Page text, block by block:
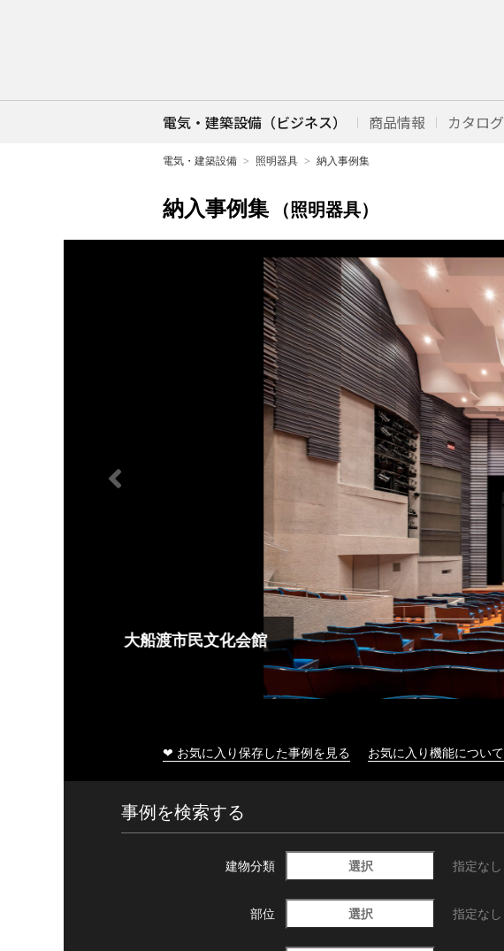
電気・建築設備（ビジネス） 商品情報 カタログ
電気・建築設備 照明器具 納入事例集
納入事例集 （照明器具）
大船渡市民文化会館
❤ お気に入り保存した事例を見る お気に入り機能について
事例を検索する
建物分類 選択 指定なし
部位 選択 指定なし